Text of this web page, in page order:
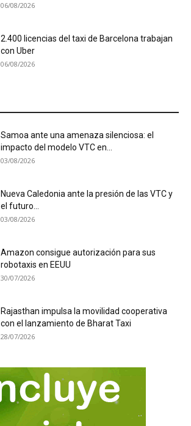
06/08/2026
2.400 licencias del taxi de Barcelona trabajan
con Uber
06/08/2026
Samoa ante una amenaza silenciosa: el
impacto del modelo VTC en...
03/08/2026
Nueva Caledonia ante la presión de las VTC y
el futuro...
03/08/2026
Amazon consigue autorización para sus
robotaxis en EEUU
30/07/2026
Rajasthan impulsa la movilidad cooperativa
con el lanzamiento de Bharat Taxi
28/07/2026